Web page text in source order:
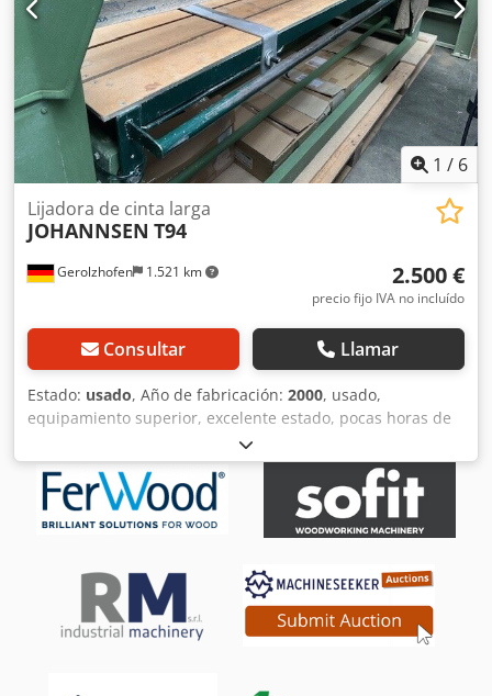
1 / 6
Gerolzhofen 1.521 km
Lijadora de cinta larga
JOHANNSEN T94
2.500 €
precio fijo IVA no incluído
Consultar Llamar
Estado: usado, Año de fabricación: 2000, usado,
equipamiento superior, excelente estado, pocas horas de
uso Fabricante: Johannsen Tipo: T94 Año de fabricación:
2000 N° de máquina: 22138 Probado según normativa CE
Probado contra polvo de madera GS Motor: 5,5 / 0,25 kW
Longitud de lijado: aprox. 2600 x 960 mm Ancho de lijado:
aprox. 960 mm Longitud de banda: aprox. 7800 x 150 mm
derecho: aprox. 850 mm Ajuste eléctrico Cubierta superior
de banda Apoyo superior de lijado Iluminación de mesa
Velocidades de banda: 1434 m/min Marcha derecha-
izquierda Soplado de banda Zapato de lijado: 300 x 140